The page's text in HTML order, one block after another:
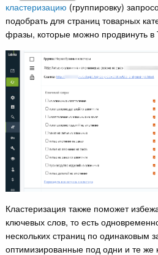
кластеризацию (группировку)
подобрать для страниц товарных
фразы, которые можно продвинуть
Кластеризация также поможет
ключевых слов, то есть
нескольких страниц по одинаковым
оптимизированные под одни и те